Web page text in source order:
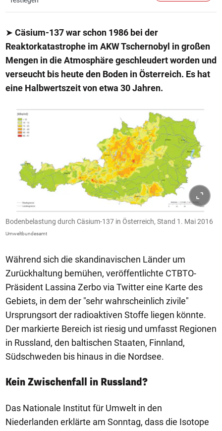
➤ Cäsium-137 war schon 1986 bei der
Reaktorkatastrophe im AKW Tschernobyl in großen
Mengen in die Atmosphäre geschleudert worden und
verseucht bis heute den Boden in Österreich. Es hat
eine Halbwertszeit von etwa 30 Jahren.
Bodenbelastung durch Cäsium-137 in Österreich, Stand 1. Mai 2016
Umweltbundesamt
Während sich die skandinavischen Länder um
Zurückhaltung bemühen, veröffentlichte CTBTO-
Präsident Lassina Zerbo via Twitter eine Karte des
Gebiets, in dem der "sehr wahrscheinlich zivile"
Ursprungsort der radioaktiven Stoffe liegen könnte.
Der markierte Bereich ist riesig und umfasst Regionen
in Russland, den baltischen Staaten, Finnland,
Südschweden bis hinaus in die Nordsee.
Kein Zwischenfall in Russland?
Das Nationale Institut für Umwelt in den
Niederlanden erklärte am Sonntag, dass die Isotope